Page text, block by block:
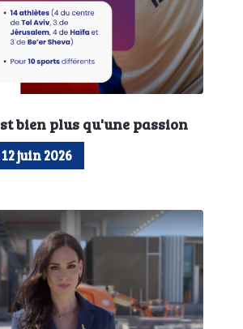
bien plus qu'une passion
juin 2026